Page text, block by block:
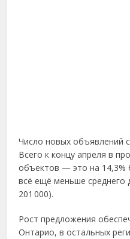
Число новых объявлений
Всего к концу апреля в
объектов — это на 14,3%
всё ещё меньше среднего
201 000).
Рост предложения
Онтарио, в остальных